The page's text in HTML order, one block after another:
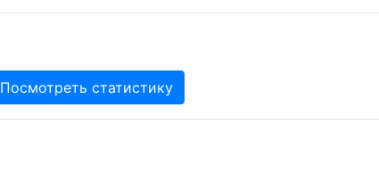
Посмотреть статистику